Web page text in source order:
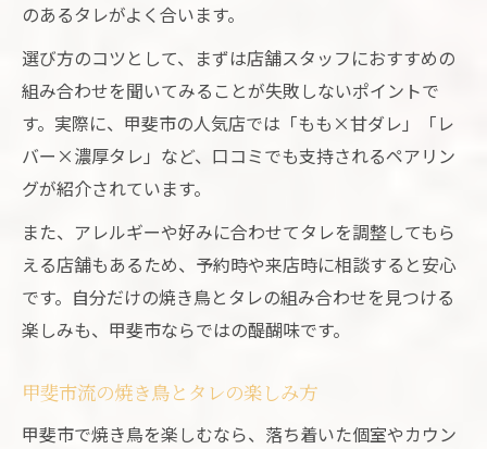
のあるタレがよく合います。
選び方のコツとして、まずは店舗スタッフにおすすめの
組み合わせを聞いてみることが失敗しないポイントで
す。実際に、甲斐市の人気店では「もも×甘ダレ」「レ
バー×濃厚タレ」など、口コミでも支持されるペアリン
グが紹介されています。
また、アレルギーや好みに合わせてタレを調整してもら
える店舗もあるため、予約時や来店時に相談すると安心
です。自分だけの焼き鳥とタレの組み合わせを見つける
楽しみも、甲斐市ならではの醍醐味です。
甲斐市流の焼き鳥とタレの楽しみ方
甲斐市で焼き鳥を楽しむなら、落ち着いた個室やカウン